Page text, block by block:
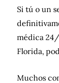
Si tú o un
médica 24/
Florida,
Muchos